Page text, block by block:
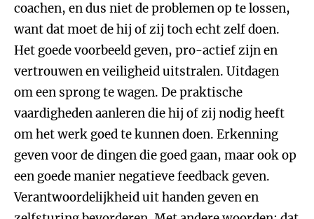
coachen, en dus niet de problemen op te lossen,
want dat moet de hij of zij toch echt zelf doen.
Het goede voorbeeld geven, pro-actief zijn en
vertrouwen en veiligheid uitstralen. Uitdagen
om een sprong te wagen. De praktische
vaardigheden aanleren die hij of zij nodig heeft
om het werk goed te kunnen doen. Erkenning
geven voor de dingen die goed gaan, maar ook op
een goede manier negatieve feedback geven.
Verantwoordelijkheid uit handen geven en